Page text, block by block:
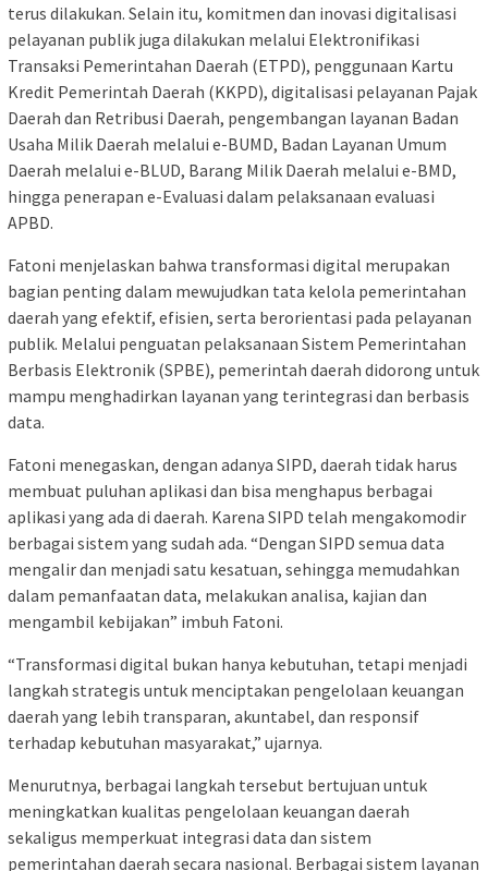
terus dilakukan. Selain itu, komitmen dan inovasi digitalisasi
pelayanan publik juga dilakukan melalui Elektronifikasi
Transaksi Pemerintahan Daerah (ETPD), penggunaan Kartu
Kredit Pemerintah Daerah (KKPD), digitalisasi pelayanan Pajak
Daerah dan Retribusi Daerah, pengembangan layanan Badan
Usaha Milik Daerah melalui e-BUMD, Badan Layanan Umum
Daerah melalui e-BLUD, Barang Milik Daerah melalui e-BMD,
hingga penerapan e-Evaluasi dalam pelaksanaan evaluasi
APBD.
Fatoni menjelaskan bahwa transformasi digital merupakan
bagian penting dalam mewujudkan tata kelola pemerintahan
daerah yang efektif, efisien, serta berorientasi pada pelayanan
publik. Melalui penguatan pelaksanaan Sistem Pemerintahan
Berbasis Elektronik (SPBE), pemerintah daerah didorong untuk
mampu menghadirkan layanan yang terintegrasi dan berbasis
data.
Fatoni menegaskan, dengan adanya SIPD, daerah tidak harus
membuat puluhan aplikasi dan bisa menghapus berbagai
aplikasi yang ada di daerah. Karena SIPD telah mengakomodir
berbagai sistem yang sudah ada. “Dengan SIPD semua data
mengalir dan menjadi satu kesatuan, sehingga memudahkan
dalam pemanfaatan data, melakukan analisa, kajian dan
mengambil kebijakan” imbuh Fatoni.
“Transformasi digital bukan hanya kebutuhan, tetapi menjadi
langkah strategis untuk menciptakan pengelolaan keuangan
daerah yang lebih transparan, akuntabel, dan responsif
terhadap kebutuhan masyarakat,” ujarnya.
Menurutnya, berbagai langkah tersebut bertujuan untuk
meningkatkan kualitas pengelolaan keuangan daerah
sekaligus memperkuat integrasi data dan sistem
pemerintahan daerah secara nasional. Berbagai sistem layanan